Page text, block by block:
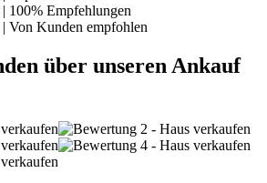
über unseren Ankauf